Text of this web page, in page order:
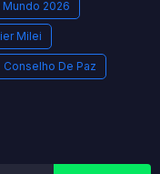
2026
Milei
Conselho De Paz